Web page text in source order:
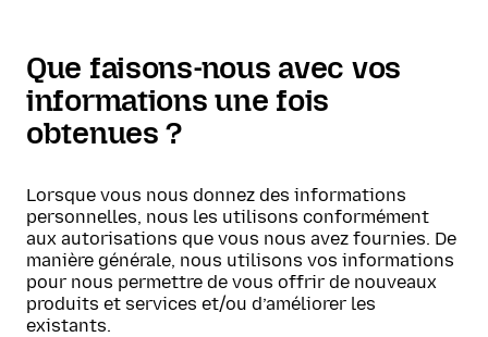
Que faisons-nous avec vos
informations une fois
obtenues ?
Lorsque vous nous donnez des informations
personnelles, nous les utilisons conformément
aux autorisations que vous nous avez fournies. De
manière générale, nous utilisons vos informations
pour nous permettre de vous offrir de nouveaux
produits et services et/ou d’améliorer les
existants.